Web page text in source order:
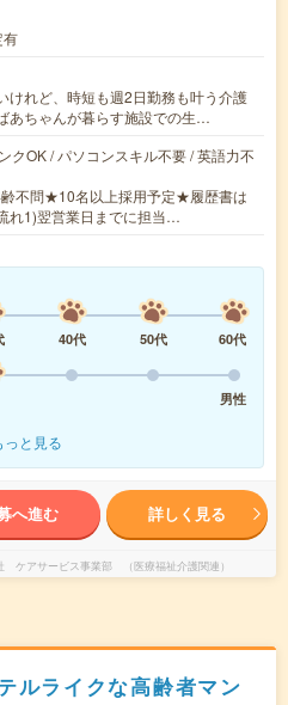
有
けれど、時短も週2日勤務も叶う介護
あちゃんが暮らす施設での生…
クOK / パソコンスキル不要 / 英語力不
不問★10名以上採用予定★履歴書は
れ1)翌営業日までに担当…
40代 50代
60代
男性
っと見る
へ進む 詳しく見る
ケアサービス事業部 （医療福祉介護関連）
ルライクな高齢者マン